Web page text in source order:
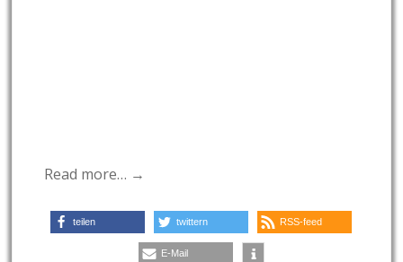
Read more… →
teilen twittern RSS-feed
E-Mail